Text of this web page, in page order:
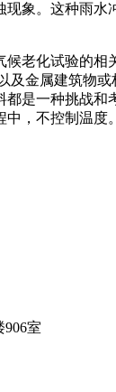
象。这种雨
老化试验的
金属建筑物
是一种挑战
，不控制温度。
906室